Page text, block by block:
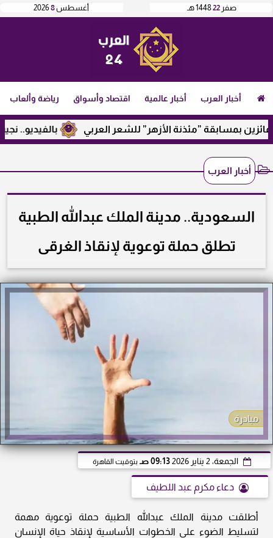
أغسطس8
2026 صفر 221448 هـ
أخبار العرب أخبار عالمية اقتصاد وأسواق رياضة وألعاب
بالفيديو.. نجيب بمسابقة ”مئذنة الأزهر” للشعر العربي
أخبار العرب
السعودية.. مدينة الملك عبدالله الطبية
تطلق حملة توعوية لإنقاذ الغرقى
مبادرة
الجمعة، 2 يناير 2026 09:13 صـ بتوقيت القاهرة
دعاء مكرم عبد اللطيف
أطلقت مدينة الملك عبدالله الطبية حملة توعوية مهمة
لتسليط الضوء على الخطوات الأساسية لإنقاذ حياة الإنسان